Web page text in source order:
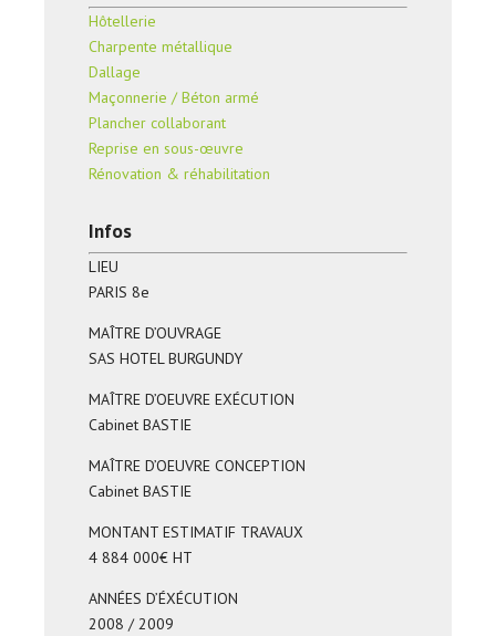
Hôtellerie
Charpente métallique
Dallage
Maçonnerie / Béton armé
Plancher collaborant
Reprise en sous-œuvre
Rénovation & réhabilitation
Infos
LIEU
PARIS 8e
MAÎTRE D’OUVRAGE
SAS HOTEL BURGUNDY
MAÎTRE D’OEUVRE EXÉCUTION
Cabinet BASTIE
MAÎTRE D’OEUVRE CONCEPTION
Cabinet BASTIE
MONTANT ESTIMATIF TRAVAUX
4 884 000€ HT
ANNÉES D’ÉXÉCUTION
2008 / 2009